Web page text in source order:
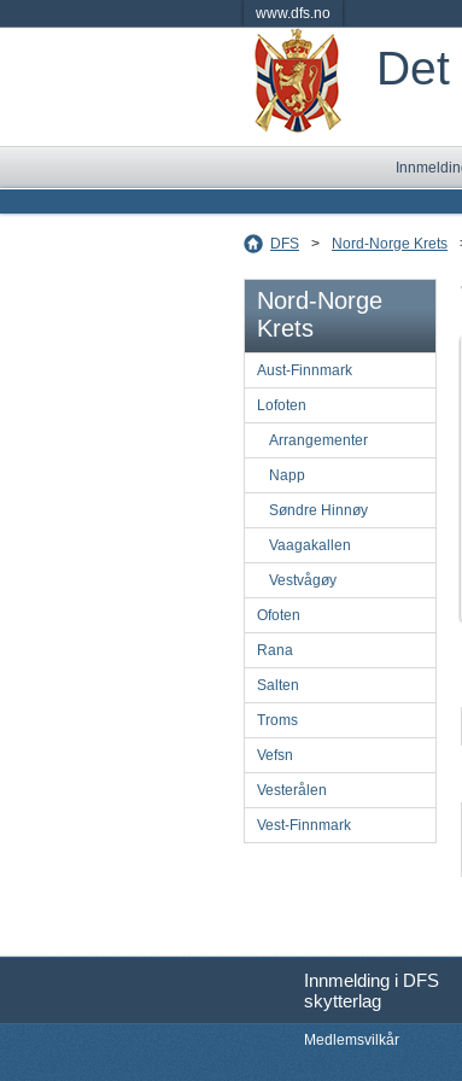
www.dfs.no
DFS > Nord-Norge Krets
Nord-Norge
Krets
Aust-Finnmark
Lofoten
Arrangementer
Napp
Søndre Hinnøy
Vaagakallen
Vestvågøy
Ofoten
Rana
Salten
Troms
Vefsn
Vesterålen
Vest-Finnmark
Innmelding i DFS
skytterlag
Medlemsvilkår